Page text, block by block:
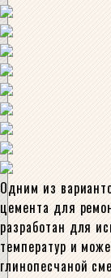
Одним из
цемента для
разработан для
температур и
глинопесчаной